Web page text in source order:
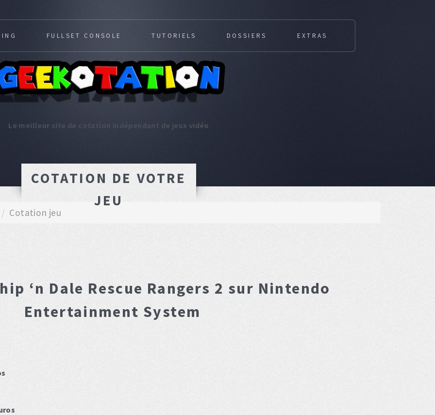
Le meilleur site de cotation indépendant de jeux vidéo
FULLSET CONSOLE TUTORIELS DOSSIERS EXTRAS
COTATION DE VOTRE
JEU
Cotation jeu
‘n Dale Rescue Rangers 2 sur Nintendo
Entertainment System